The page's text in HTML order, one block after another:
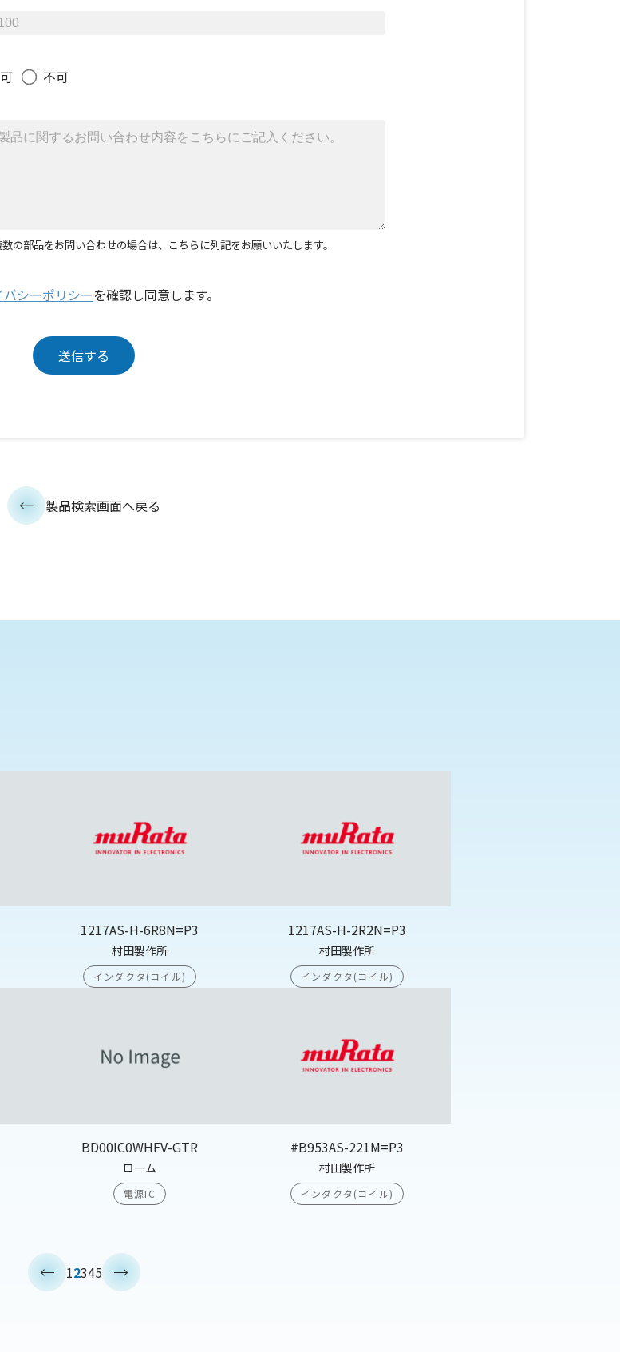
可 不可
数の部品をお問い合わせの場合は、こちらに列記をお願いいたします。
バシーポリシーを確認し同意します。
製品検索画面へ戻る
1217AS-H-6R8N=P3
村田製作所
インダクタ(コイル)
1217AS-H-2R2N=P3
村田製作所
インダクタ(コイル)
BD00IC0WHFV-GTR
ローム
電源IC
#B953AS-221M=P3
村田製作所
インダクタ(コイル)
12345